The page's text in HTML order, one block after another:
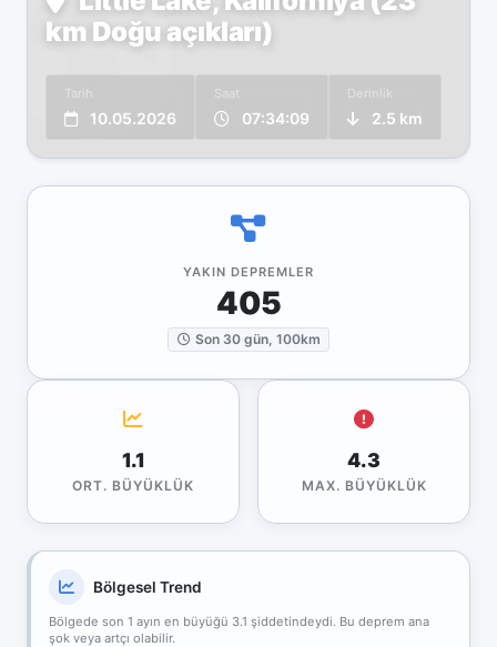
km Doğu açıkları)
Tarih
10.05.2026
Saat
07:34:09
Derinlik
2.5 km
YAKIN DEPREMLER
405
Son 30 gün, 100km
1.1
ORT. BÜYÜKLÜK
4.3
MAX. BÜYÜKLÜK
Bölgesel Trend
Bölgede son 1 ayın en büyüğü 3.1 şiddetindeydi. Bu deprem ana
şok veya artçı olabilir.